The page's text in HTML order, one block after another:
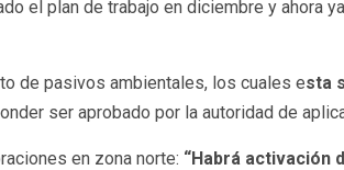
el plan de trabajo en diciembre y ahora
de pasivos ambientales, los cuales esta
ser aprobado por la autoridad de
en zona norte: “Habrá activación